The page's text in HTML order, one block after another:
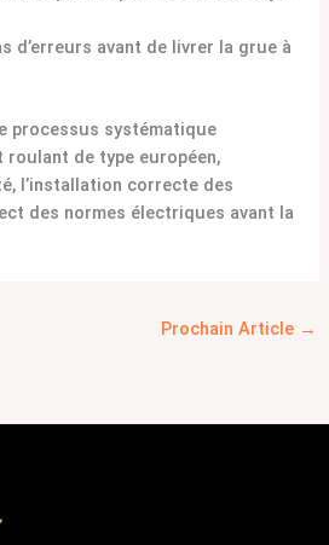
d’erreurs avant de livrer la grue à
processus systématique
roulant de type européen,
l’installation correcte des
des normes électriques avant la
Prochain Article →